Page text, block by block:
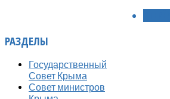
РАЗДЕЛЫ
Государственный
Совет Крыма
Совет министров